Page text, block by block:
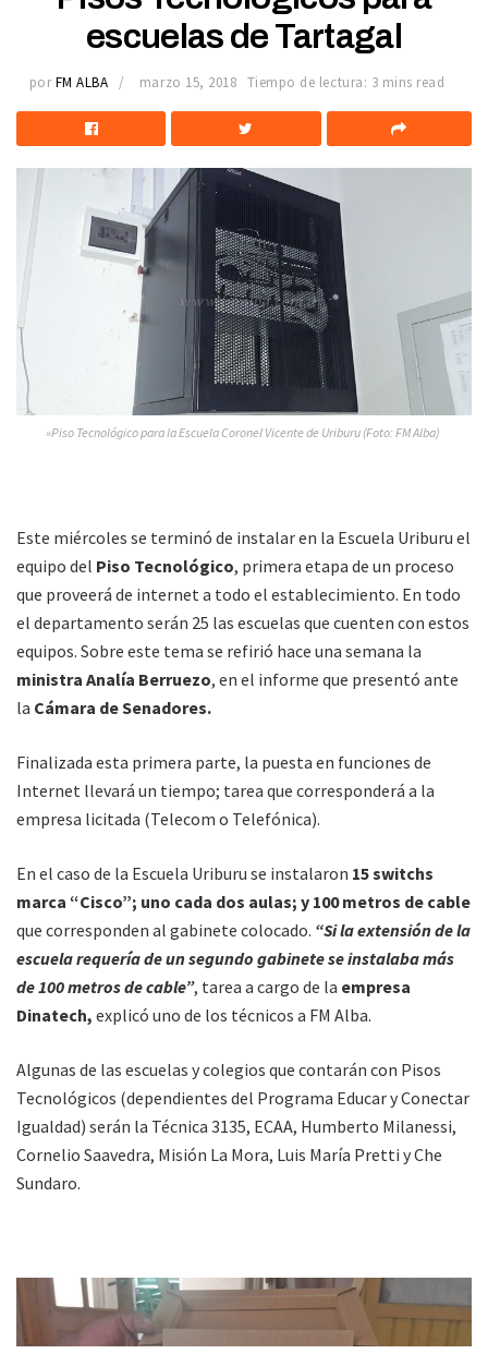
escuelas de Tartagal
por FM ALBA marzo 15, 2018 Tiempo de lectura: 3 mins read
»Piso Tecnológico para la Escuela Coronel Vicente de Uriburu (Foto: FM Alba)
Este miércoles se terminó de instalar en la Escuela Uriburu el
equipo del Piso Tecnológico, primera etapa de un proceso
que proveerá de internet a todo el establecimiento. En todo
el departamento serán 25 las escuelas que cuenten con estos
equipos. Sobre este tema se refirió hace una semana la
ministra Analía Berruezo, en el informe que presentó ante
la Cámara de Senadores.
Finalizada esta primera parte, la puesta en funciones de
Internet llevará un tiempo; tarea que corresponderá a la
empresa licitada (Telecom o Telefónica).
En el caso de la Escuela Uriburu se instalaron 15 switchs
marca “Cisco”; uno cada dos aulas; y 100 metros de cable
que corresponden al gabinete colocado. “Si la extensión de la
escuela requería de un segundo gabinete se instalaba más
de 100 metros de cable”, tarea a cargo de la empresa
Dinatech, explicó uno de los técnicos a FM Alba.
Algunas de las escuelas y colegios que contarán con Pisos
Tecnológicos (dependientes del Programa Educar y Conectar
Igualdad) serán la Técnica 3135, ECAA, Humberto Milanessi,
Cornelio Saavedra, Misión La Mora, Luis María Pretti y Che
Sundaro.